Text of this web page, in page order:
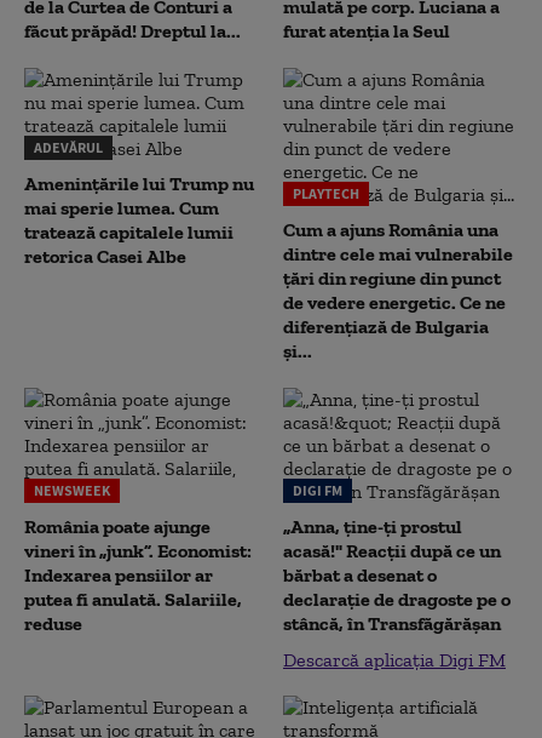
de la Curtea de Conturi a
făcut prăpăd! Dreptul la...
mulată pe corp. Luciana a
furat atenția la Seul
ADEVĂRUL
Amenințările lui Trump nu
mai sperie lumea. Cum
tratează capitalele lumii
retorica Casei Albe
PLAYTECH
Cum a ajuns România una
dintre cele mai vulnerabile
țări din regiune din punct
de vedere energetic. Ce ne
diferențiază de Bulgaria
și...
NEWSWEEK
România poate ajunge
vineri în „junk”. Economist:
Indexarea pensiilor ar
putea fi anulată. Salariile,
reduse
DIGI FM
„Anna, ţine-ţi prostul
acasă!" Reacţii după ce un
bărbat a desenat o
declaraţie de dragoste pe o
stâncă, în Transfăgărăşan
Descarcă aplicația Digi FM